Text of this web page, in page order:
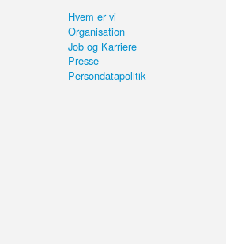
Hvem er vi
Organisation
Job og Karriere
Presse
Persondatapolitik